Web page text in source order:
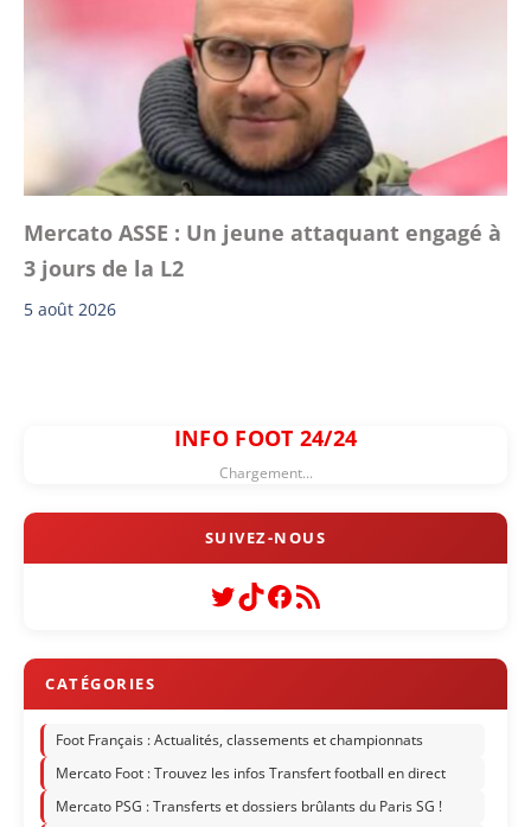
Mercato ASSE : Un jeune attaquant engagé à
3 jours de la L2
5 août 2026
INFO FOOT 24/24
Chargement...
Twitter
TikTok
Facebook
Flux RSS
Foot Français : Actualités, classements et championnats
Mercato Foot : Trouvez les infos Transfert football en direct
Mercato PSG : Transferts et dossiers brûlants du Paris SG !